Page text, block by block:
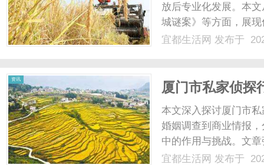
放后专业化发展。本
城谜案》等方面，展
用如无人机和大数据
宜都生活网 发布于
资讯
厦门市私家侦探
织的角落
本文深入探讨厦门市
婚姻调查到商业情报
中的作用与挑战。文
势，为读者提供全面
宜都生活网 发布于